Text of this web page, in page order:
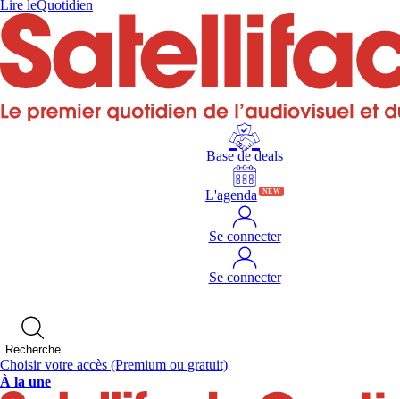
Lire leQuotidien
Base de deals
L'agenda NEW
Se connecter
Se connecter
Recherche
Choisir votre accès (Premium ou gratuit)
À la une